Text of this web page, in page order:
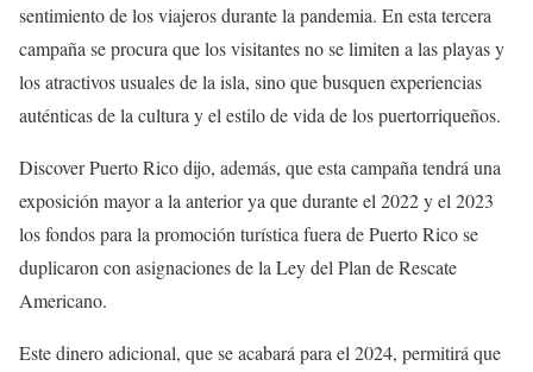
sentimiento de los viajeros durante la pandemia. En esta tercera
campaña se procura que los visitantes no se limiten a las playas y
los atractivos usuales de la isla, sino que busquen experiencias
auténticas de la cultura y el estilo de vida de los puertorriqueños.
Discover Puerto Rico dijo, además, que esta campaña tendrá una
exposición mayor a la anterior ya que durante el 2022 y el 2023
los fondos para la promoción turística fuera de Puerto Rico se
duplicaron con asignaciones de la Ley del Plan de Rescate
Americano.
Este dinero adicional, que se acabará para el 2024, permitirá que